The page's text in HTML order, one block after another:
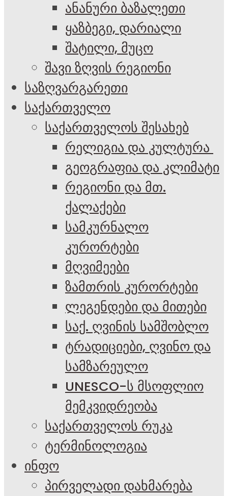
ანანური ბაზალეთი
ყაზბეგი, დარიალი
შატილი, მუცო
შავი ზღვის რეგიონი
საზღვარგარეთი
საქართველო
საქართველოს შესახებ
რელიგია და კულტურა
გეოგრაფია და კლიმატი
რეგიონი და მთ.
ქალაქები
სამკურნალო
კურორტები
მღვიმეები
ზამთრის კურორტები
ლეგენდები და მითები
საქ. ღვინის სამშობლო
ტრადიციები, ღვინო და
სამზარეულო
UNESCO-ს მსოფლიო
მემკვიდრეობა
საქართველოს რუკა
ტერმინოლოგია
ინფო
პირველადი დახმარება